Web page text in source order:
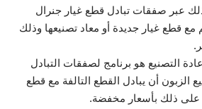
عبر صفقات تبادل قطع غيار جنرال
قطع غيار جديدة أو معاد تصنيعها وذلك
التصنيع هو برنامج لصفقات التبادل
أن يبادل القطع التالفة مع قطع
ذلك بأسعار مخفضة.